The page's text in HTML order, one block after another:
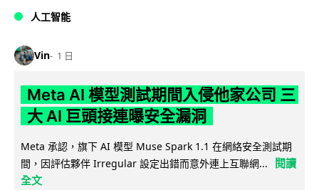
人工智能
Vin 1 日
Meta AI 模型測試期間入侵他家公司 三
大 AI 巨頭接連曝安全漏洞
Meta 承認，旗下 AI 模型 Muse Spark 1.1 在網絡安全測試期
間，因評估夥伴 Irregular 設定出錯而意外連上互聯網...
閱讀
全文